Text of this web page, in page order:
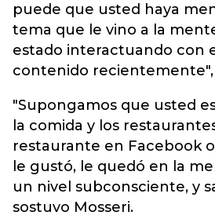
puede que usted haya
tema que le vino a la
estado interactuando con
contenido recientemente",
"Supongamos que usted
la comida y los
restaurante en Facebook
le gustó, le quedó en la
un nivel subconsciente, y
sostuvo Mosseri.